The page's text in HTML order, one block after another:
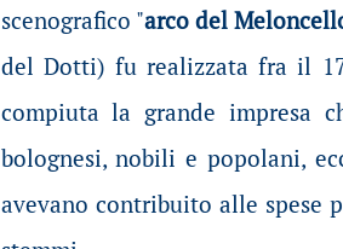
scenografico "arco del
del Dotti) fu realizzata fra il
compiuta la grande impresa
bolognesi, nobili e popolani,
avevano contribuito alle spese